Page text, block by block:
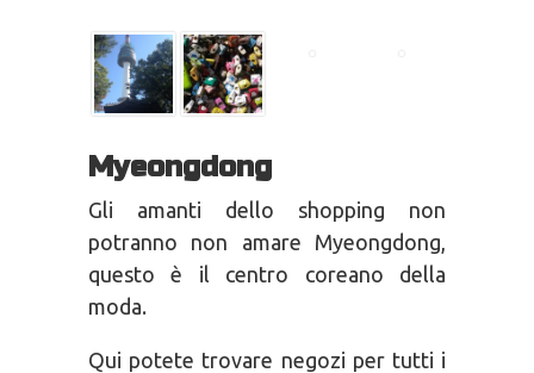
Myeongdong
Gli amanti dello shopping non
potranno non amare Myeongdong,
questo è il centro coreano della
moda.
Qui potete trovare negozi per tutti i